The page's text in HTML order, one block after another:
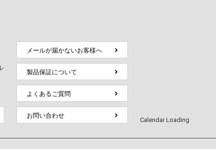
メールが届かないお客様へ
製品保証について
よくあるご質問
お問い合わせ
Calendar Loading